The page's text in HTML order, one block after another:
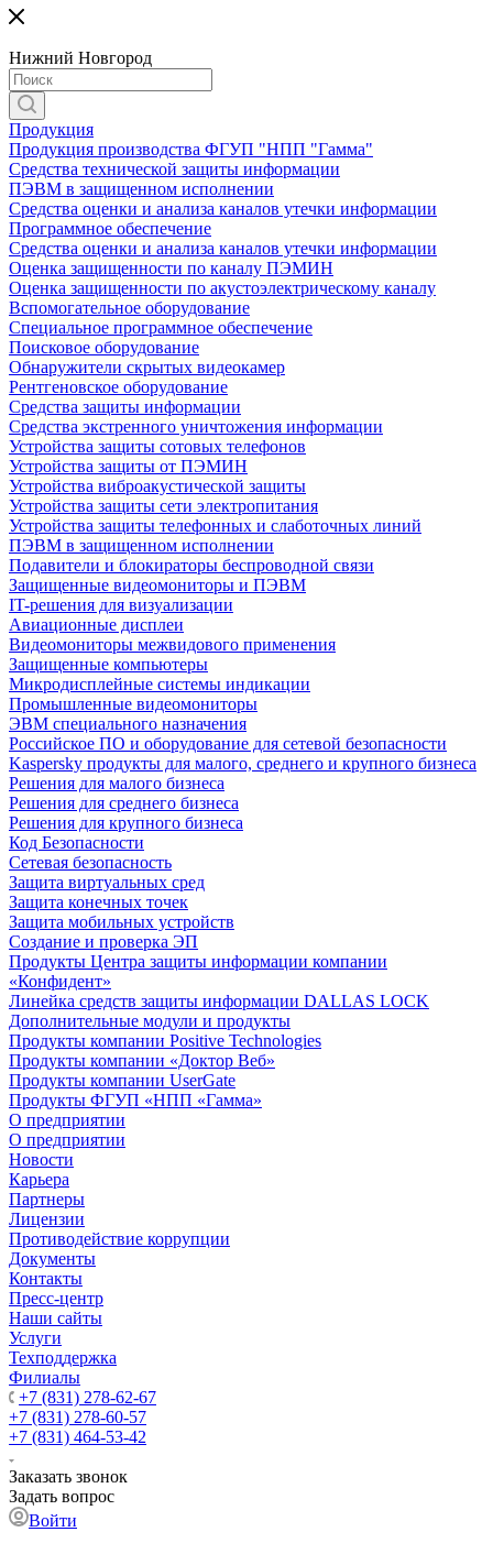
Нижний Новгород
Продукция
Продукция производства ФГУП "НПП "Гамма"
Средства технической защиты информации
ПЭВМ в защищенном исполнении
Средства оценки и анализа каналов утечки информации
Программное обеспечение
Средства оценки и анализа каналов утечки информации
Оценка защищенности по каналу ПЭМИН
Оценка защищенности по акустоэлектрическому каналу
Вспомогательное оборудование
Специальное программное обеспечение
Поисковое оборудование
Обнаружители скрытых видеокамер
Рентгеновское оборудование
Средства защиты информации
Средства экстренного уничтожения информации
Устройства защиты сотовых телефонов
Устройства защиты от ПЭМИН
Устройства виброакустической защиты
Устройства защиты сети электропитания
Устройства защиты телефонных и слаботочных линий
ПЭВМ в защищенном исполнении
Подавители и блокираторы беспроводной связи
Защищенные видеомониторы и ПЭВМ
IT-решения для визуализации
Авиационные дисплеи
Видеомониторы межвидового применения
Защищенные компьютеры
Микродисплейные системы индикации
Промышленные видеомониторы
ЭВМ специального назначения
Российское ПО и оборудование для сетевой безопасности
Kaspersky продукты для малого, среднего и крупного бизнеса
Решения для малого бизнеса
Решения для среднего бизнеса
Решения для крупного бизнеса
Код Безопасности
Сетевая безопасность
Защита виртуальных сред
Защита конечных точек
Защита мобильных устройств
Создание и проверка ЭП
Продукты Центра защиты информации компании
«Конфидент»
Линейка средств защиты информации DALLAS LOCK
Дополнительные модули и продукты
Продукты компании Positive Technologies
Продукты компании «Доктор Веб»
Продукты компании UserGate
Продукты ФГУП «НПП «Гамма»
О предприятии
О предприятии
Новости
Карьера
Партнеры
Лицензии
Противодействие коррупции
Документы
Контакты
Пресс-центр
Наши сайты
Услуги
Техподдержка
Филиалы
+7 (831) 278-62-67
+7 (831) 278-60-57
+7 (831) 464-53-42
Заказать звонок
Задать вопрос
Войти